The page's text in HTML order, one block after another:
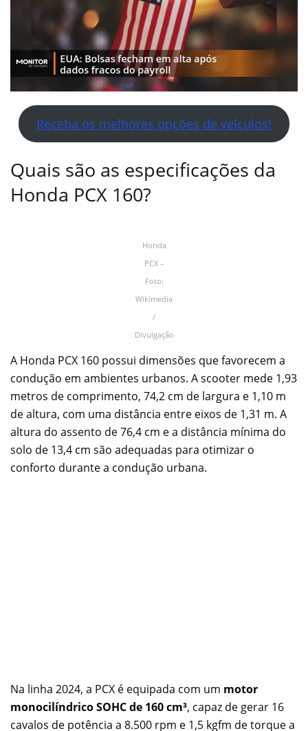
Receba os melhores opções de veículos!
Quais são as especificações da
Honda PCX 160?
Honda
PCX –
Foto:
Wikimedia
/
Divulgação
A Honda PCX 160 possui dimensões que favorecem a
condução em ambientes urbanos. A scooter mede 1,93
metros de comprimento, 74,2 cm de largura e 1,10 m
de altura, com uma distância entre eixos de 1,31 m. A
altura do assento de 76,4 cm e a distância mínima do
solo de 13,4 cm são adequadas para otimizar o
conforto durante a condução urbana.
Na linha 2024, a PCX é equipada com um motor
monocilíndrico SOHC de 160 cm³, capaz de gerar 16
cavalos de potência a 8.500 rpm e 1,5 kgfm de torque a